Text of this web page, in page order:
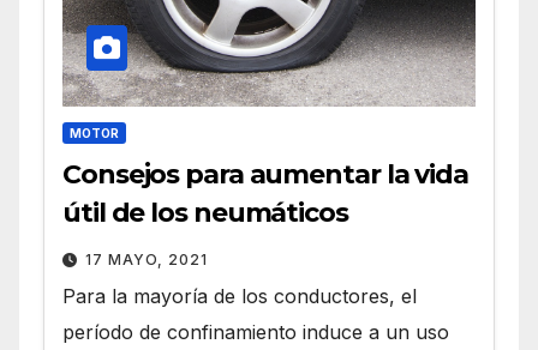
MOTOR
Consejos para aumentar la vida
útil de los neumáticos
17 MAYO, 2021
Para la mayoría de los conductores, el
período de confinamiento induce a un uso